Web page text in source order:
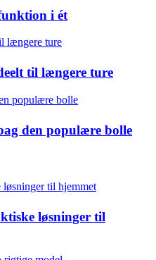
i ét
til længere ture
den populære bolle
løsninger til